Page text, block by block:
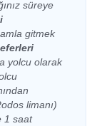
süreye
gitmek
yolcu olarak
limanı)
1 saat